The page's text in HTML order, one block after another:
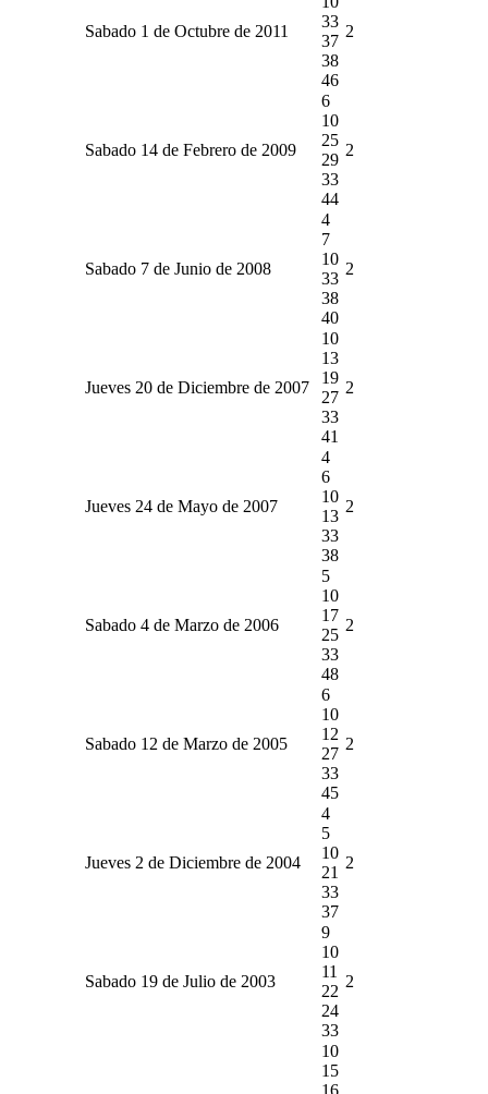
Sabado 1 de Octubre de 2011
33
37
38
46
2
Sabado 14 de Febrero de 2009
6
10
25
29
33
44
2
Sabado 7 de Junio de 2008
4
7
10
33
38
40
2
Jueves 20 de Diciembre de 2007
10
13
19
27
33
41
2
Jueves 24 de Mayo de 2007
4
6
10
13
33
38
2
Sabado 4 de Marzo de 2006
5
10
17
25
33
48
2
Sabado 12 de Marzo de 2005
6
10
12
27
33
45
2
Jueves 2 de Diciembre de 2004
4
5
10
21
33
37
2
Sabado 19 de Julio de 2003
9
10
11
22
24
33
2
10
15
16